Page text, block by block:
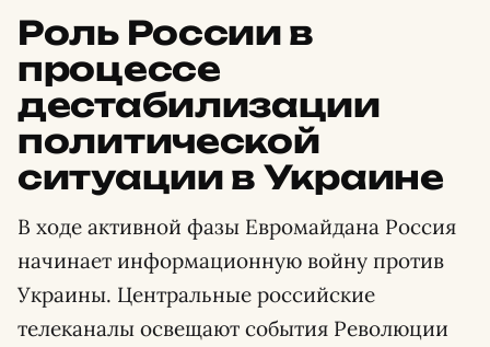
Роль России в
процессе
дестабилизации
политической
ситуации в Украине
В ходе активной фазы Евромайдана Россия
начинает информационную войну против
Украины. Центральные российские
телеканалы освещают события Революции